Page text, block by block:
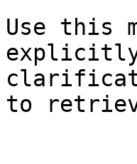
Use this
explicitly